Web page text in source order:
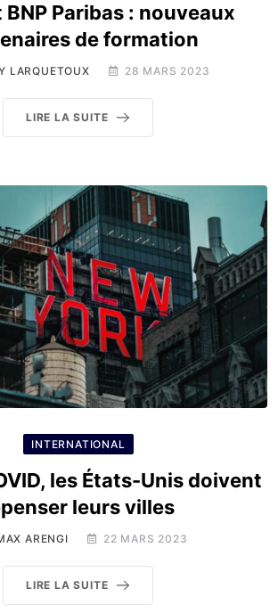
BNP Paribas : nouveaux
de formation
LARQUETOUX 28 MARS 2023
LIRE LA SUITE
INTERNATIONAL
les États-Unis doivent
leurs villes
ARENGI 22 MARS 2023
LIRE LA SUITE